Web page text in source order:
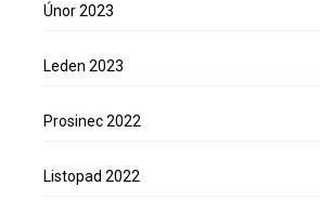
Únor 2023
Leden 2023
Prosinec 2022
Listopad 2022